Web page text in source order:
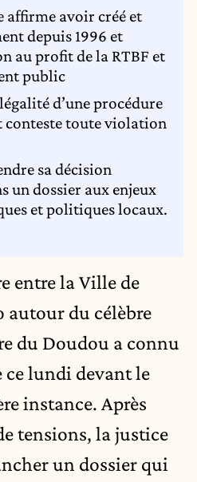
affirme avoir créé et
depuis 1996 et
au profit de la RTBF et
public
d’une procédure
conteste toute violation
sa décision
un dossier aux enjeux
et politiques locaux.
entre la Ville de
autour du célèbre
du Doudou a connu
lundi devant le
instance. Après
tensions, la justice
un dossier qui